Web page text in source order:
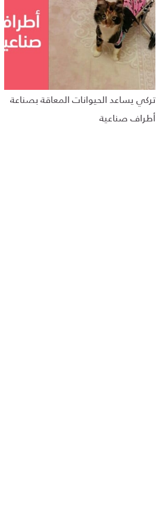
تركي يساعد الحيوانات المعاقة بصناعة
أطراف صناعية